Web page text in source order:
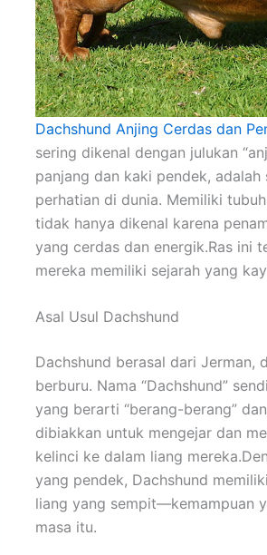
Dachshund Anjing Cerdas dan
sering dikenal dengan julukan
panjang dan kaki pendek,
perhatian di dunia. Memiliki
tidak hanya dikenal karena
yang cerdas dan energik.Ras ini
mereka memiliki sejarah yang
Asal Usul Dachshund
Dachshund berasal dari Jerman,
berburu. Nama “Dachshund”
yang berarti “berang-berang”
dibiakkan untuk mengejar dan
kelinci ke dalam liang mereka.
yang pendek, Dachshund
liang yang sempit—kemampuan
masa itu.